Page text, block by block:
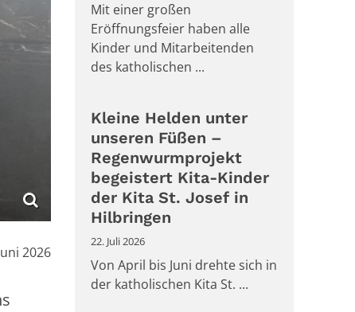
2026
Mit einer großen
Eröffnungsfeier haben alle
Kinder und Mitarbeitenden
des katholischen ...
Kleine Helden unter
unseren Füßen –
Regenwurmprojekt
begeistert Kita-Kinder
der Kita St. Josef in
Hilbringen
22. Juli 2026
Von April bis Juni drehte sich in
der katholischen Kita St. ...